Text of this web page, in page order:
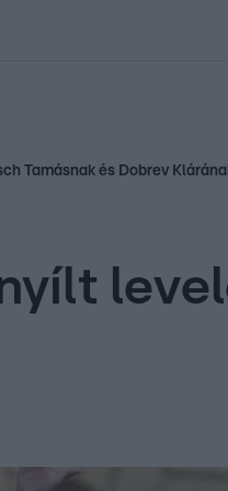
Tamásnak és Dobrev